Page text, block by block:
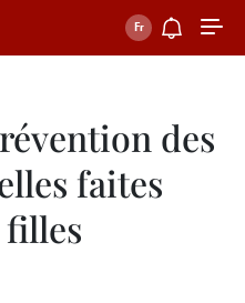
des
faites